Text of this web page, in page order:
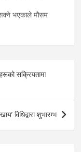
भएकाले मौसम
सक्रियतामा
विधिद्वारा शुभारम्भ